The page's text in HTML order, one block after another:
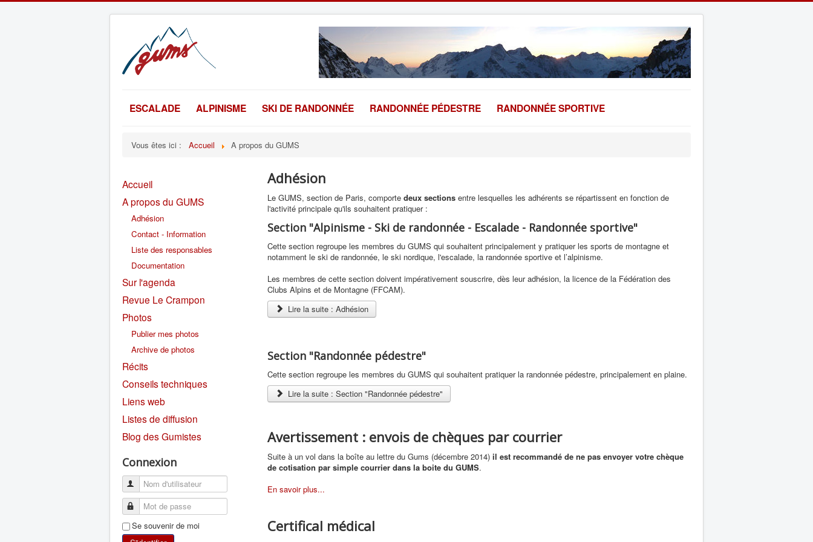
ESCALADE ALPINISME SKI DE RANDONNÉE RANDONNÉE PÉDESTRE RANDONNÉE SPORTIVE
Vous êtes ici : Accueil A propos du GUMS
Accueil
A propos du GUMS
Adhésion
Contact - Information
Liste des responsables
Documentation
Sur l'agenda
Revue Le Crampon
Photos
Publier mes photos
Archive de photos
Récits
Conseils techniques
Liens web
Listes de diffusion
Blog des Gumistes
Connexion
Se souvenir de moi
Adhésion
Le GUMS, section de Paris, comporte deux sections entre lesquelles les adhérents se répartissent en fonction de
l'activité principale qu'ils souhaitent pratiquer :
Section "Alpinisme - Ski de randonnée - Escalade - Randonnée sportive"
Cette section regroupe les membres du GUMS qui souhaitent principalement y pratiquer les sports de montagne et
notamment le ski de randonnée, le ski nordique, l'escalade, la randonnée sportive et l’alpinisme.
Les membres de cette section doivent impérativement souscrire, dès leur adhésion, la licence de la Fédération des
Clubs Alpins et de Montagne (FFCAM).
Lire la suite : Adhésion
Section "Randonnée pédestre"
Cette section regroupe les membres du GUMS qui souhaitent pratiquer la randonnée pédestre, principalement en plaine.
Lire la suite : Section "Randonnée pédestre"
Avertissement : envois de chèques par courrier
Suite à un vol dans la boîte au lettre du Gums (décembre 2014) il est recommandé de ne pas envoyer votre chèque
de cotisation par simple courrier dans la boite du GUMS.
En savoir plus...
Certifical médical